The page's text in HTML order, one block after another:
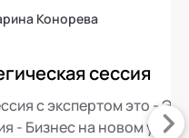
это - Эффективная
уровне развития